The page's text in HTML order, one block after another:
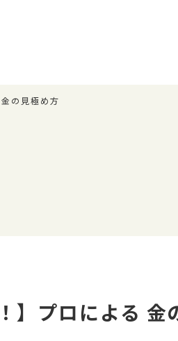
の見極め方
】プロによる 金